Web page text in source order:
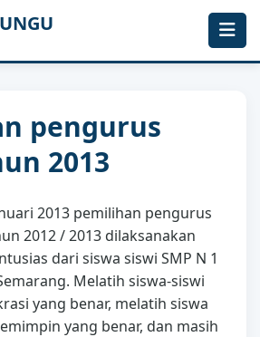
pengurus
2013
2013 pemilihan pengurus
2012 / 2013 dilaksanakan
dari siswa siswi SMP N 1
Melatih siswa-siswi
yang benar, melatih siswa
yang benar, dan masih